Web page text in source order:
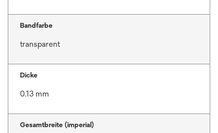
Bandfarbe
transparent
Dicke
0.13 mm
Gesamtbreite (imperial)